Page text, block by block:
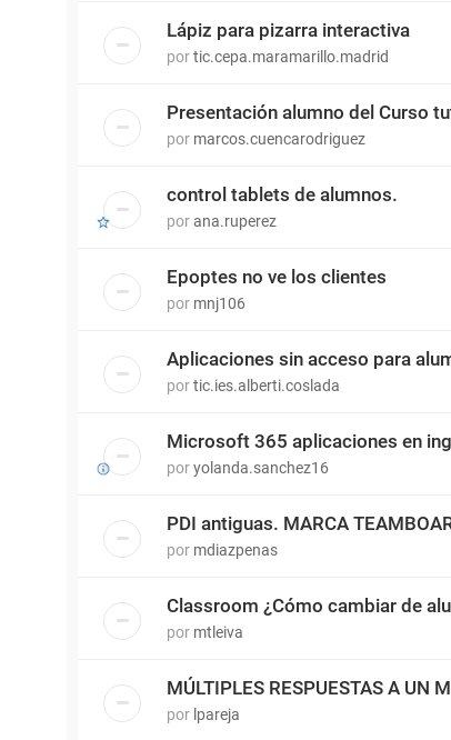
Lápiz para pizarra interactiva
portic.cepa.maramarillo.madrid
Presentación alumno del Curso
por marcos.cuencarodriguez
control tablets de alumnos.
porana.ruperez
Epoptes no ve los clientes
por mnj106
Aplicaciones sin acceso para
portic.ies.alberti.coslada
Microsoft 365 aplicaciones en
poryolanda.sanchez16
PDI antiguas. MARCA
por mdiazpenas
Classroom ¿Cómo cambiar de
por mtleiva
MÚLTIPLES RESPUESTAS A UN
por lpareja